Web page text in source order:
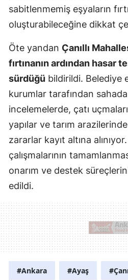
sabitlenmemiş eşyaların
oluşturabileceğine dikkat
Öte yandan Çanıllı
fırtınanın ardından hasar
sürdüğü bildirildi. Belediye
kurumlar tarafından sahada
incelemelerde, çatı
yapılar ve tarım
zararlar kayıt altına
çalışmalarının
onarım ve destek
edildi.
#Ankara #Ayaş